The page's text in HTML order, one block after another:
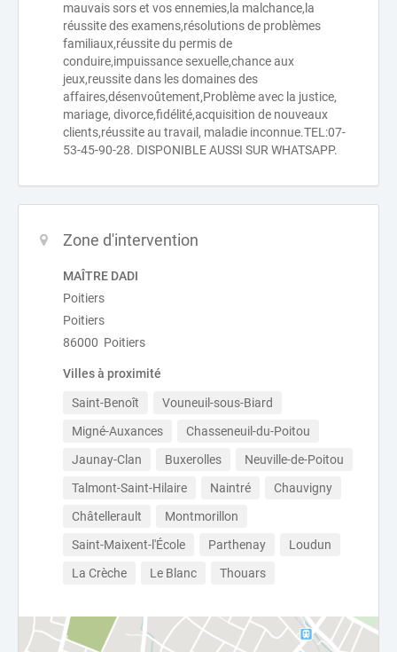
mauvais sors et vos ennemies,la malchance,la
réussite des examens,résolutions de problèmes
familiaux,réussite du permis de
conduire,impuissance sexuelle,chance aux
jeux,reussite dans les domaines des
affaires,désenvoûtement,Problème avec la justice,
mariage, divorce,fidélité,acquisition de nouveaux
clients,réussite au travail, maladie inconnue.TEL:07-
53-45-90-28. DISPONIBLE AUSSI SUR WHATSAPP.
Zone d'intervention
MAÎTRE DADI
Poitiers
Poitiers
86000 Poitiers
Villes à proximité
Saint-Benoît
Vouneuil-sous-Biard
Migné-Auxances
Chasseneuil-du-Poitou
Jaunay-Clan
Buxerolles
Neuville-de-Poitou
Talmont-Saint-Hilaire
Naintré
Chauvigny
Châtellerault
Montmorillon
Saint-Maixent-l'École
Parthenay
Loudun
La Crèche
Le Blanc Thouars